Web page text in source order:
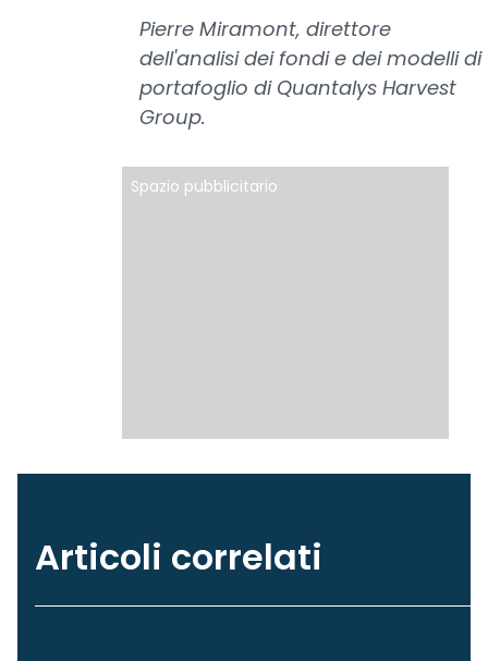
Pierre Miramont, direttore
dell'analisi dei fondi e dei modelli di
portafoglio di Quantalys Harvest
Group.
Spazio pubblicitario
Articoli correlati